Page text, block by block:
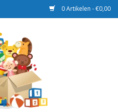
0 Artikelen - €0,00